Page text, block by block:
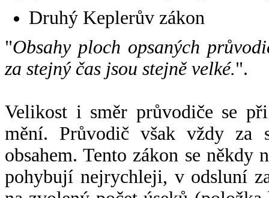
Druhý Keplerův zákon
"Obsahy ploch opsaných
za stejný čas jsou stejně velké.".
Velikost i směr průvodiče se
mění. Průvodič však vždy za
obsahem. Tento zákon se někdy
pohybují nejrychleji, v odsluní